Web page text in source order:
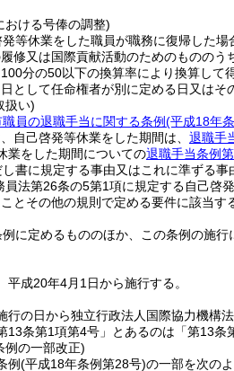
おける号俸の調整)
発等休業をした職員が職務に復帰した
修又は国際貢献活動のためのものの
分の50以下の換算率により換算して
として任命権者が別に定める日又はそ
扱い)
職員の退職手当に関する条例(平成18年
自己啓発等休業をした期間は、 退職手
業をした期間についての退職手当条例
書に規定する事由又はこれに準ずる
員法第26条の5第1項に規定する自己啓
とその他の規則で定める要件に該当
例に定めるもののほか、この条例の施行
平成20年4月1日から施行する。
行の日から独立行政法人国際協力機構
13条第1項第4号」とあるのは「第13条
例の一部改正)
例(平成18年条例第28号)の一部を次の